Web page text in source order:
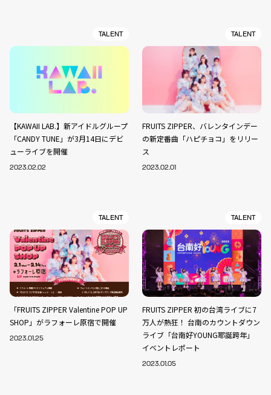
TALENT
【KAWAII LAB.】新アイドルグループ
「CANDY TUNE」が3月14日にデビ
ューライブを開催
2023.02.02
TALENT
FRUITS ZIPPER、バレンタインデー
の新定番曲「ハピチョコ」をリリー
ス
2023.02.01
TALENT
「FRUITS ZIPPER Valentine POP UP
SHOP」がラフォーレ原宿で開催
2023.01.25
TALENT
FRUITS ZIPPER 初の台湾ライブに7
万人が熱狂！ 台南のカウントダウン
ライブ「台南好YOUNG耶誕跨年」
イベントレポート
2023.01.05